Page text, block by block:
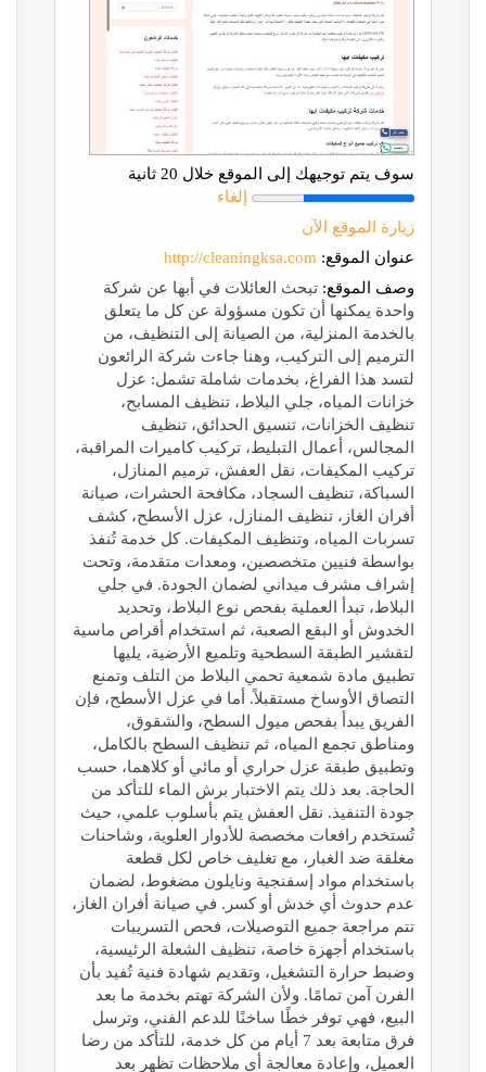
سوف يتم توجيهك إلى الموقع خلال 20 ثانية
إلغاء
زيارة الموقع الآن
عنوان الموقع: http://cleaningksa.com
وصف الموقع: تبحث العائلات في أبها عن شركة
واحدة يمكنها أن تكون مسؤولة عن كل ما يتعلق
بالخدمة المنزلية، من الصيانة إلى التنظيف، من
الترميم إلى التركيب، وهنا جاءت شركة الرائعون
لتسد هذا الفراغ، بخدمات شاملة تشمل: عزل
خزانات المياه، جلي البلاط، تنظيف المسابح،
تنظيف الخزانات، تنسيق الحدائق، تنظيف
المجالس، أعمال التبليط، تركيب كاميرات المراقبة،
تركيب المكيفات، نقل العفش، ترميم المنازل،
السباكة، تنظيف السجاد، مكافحة الحشرات، صيانة
أفران الغاز، تنظيف المنازل، عزل الأسطح، كشف
تسربات المياه، وتنظيف المكيفات. كل خدمة تُنفذ
بواسطة فنيين متخصصين، ومعدات متقدمة، وتحت
إشراف مشرف ميداني لضمان الجودة. في جلي
البلاط، تبدأ العملية بفحص نوع البلاط، وتحديد
الخدوش أو البقع الصعبة، ثم استخدام أقراص ماسية
لتقشير الطبقة السطحية وتلميع الأرضية، يليها
تطبيق مادة شمعية تحمي البلاط من التلف وتمنع
التصاق الأوساخ مستقبلاً. أما في عزل الأسطح، فإن
الفريق يبدأ بفحص ميول السطح، والشقوق،
ومناطق تجمع المياه، ثم تنظيف السطح بالكامل،
وتطبيق طبقة عزل حراري أو مائي أو كلاهما، حسب
الحاجة. بعد ذلك يتم الاختبار برش الماء للتأكد من
جودة التنفيذ. نقل العفش يتم بأسلوب علمي، حيث
تُستخدم رافعات مخصصة للأدوار العلوية، وشاحنات
مغلقة ضد الغبار، مع تغليف خاص لكل قطعة
باستخدام مواد إسفنجية ونايلون مضغوط، لضمان
عدم حدوث أي خدش أو كسر. في صيانة أفران الغاز،
تتم مراجعة جميع التوصيلات، فحص التسريبات
باستخدام أجهزة خاصة، تنظيف الشعلة الرئيسية،
وضبط حرارة التشغيل، وتقديم شهادة فنية تُفيد بأن
الفرن آمن تمامًا. ولأن الشركة تهتم بخدمة ما بعد
البيع، فهي توفر خطًا ساخنًا للدعم الفني، وترسل
فرق متابعة بعد 7 أيام من كل خدمة، للتأكد من رضا
العميل، وإعادة معالجة أي ملاحظات تظهر بعد